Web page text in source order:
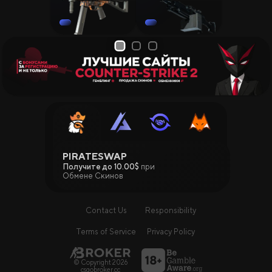
1 2 3
PIRATESWAP
Получите до 10.00$ при
Обмене Скинов
© Copyright 2026
csgobroker.cc
Contact Us Responsibility
Terms of Service Privacy Policy